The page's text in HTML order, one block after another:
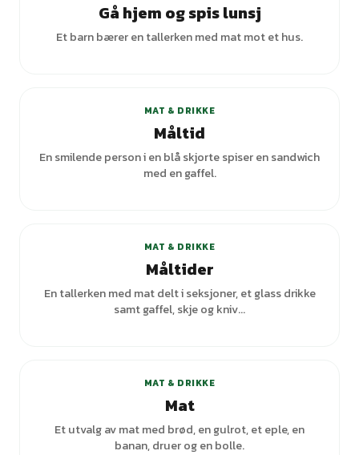
Gå hjem og spis lunsj
Et barn bærer en tallerken med mat mot et hus.
MAT & DRIKKE
Måltid
En smilende person i en blå skjorte spiser en sandwich
med en gaffel.
MAT & DRIKKE
Måltider
En tallerken med mat delt i seksjoner, et glass drikke
samt gaffel, skje og kniv...
MAT & DRIKKE
Mat
Et utvalg av mat med brød, en gulrot, et eple, en
banan, druer og en bolle.